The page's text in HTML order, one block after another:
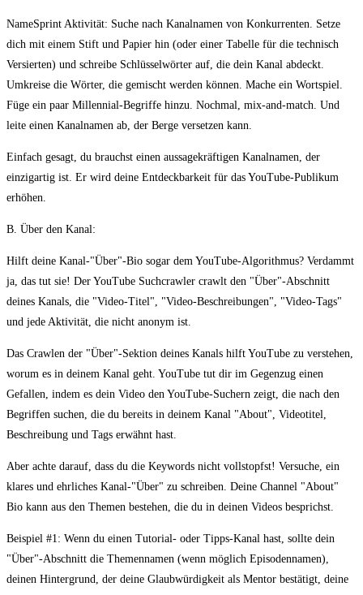
NameSprint Aktivität: Suche nach Kanalnamen von Konkurrenten. Setze
dich mit einem Stift und Papier hin (oder einer Tabelle für die technisch
Versierten) und schreibe Schlüsselwörter auf, die dein Kanal abdeckt.
Umkreise die Wörter, die gemischt werden können. Mache ein Wortspiel.
Füge ein paar Millennial-Begriffe hinzu. Nochmal, mix-and-match. Und
leite einen Kanalnamen ab, der Berge versetzen kann.
Einfach gesagt, du brauchst einen aussagekräftigen Kanalnamen, der
einzigartig ist. Er wird deine Entdeckbarkeit für das YouTube-Publikum
erhöhen.
B. Über den Kanal:
Hilft deine Kanal-"Über"-Bio sogar dem YouTube-Algorithmus? Verdammt
ja, das tut sie! Der YouTube Suchcrawler crawlt den "Über"-Abschnitt
deines Kanals, die "Video-Titel", "Video-Beschreibungen", "Video-Tags"
und jede Aktivität, die nicht anonym ist.
Das Crawlen der "Über"-Sektion deines Kanals hilft YouTube zu verstehen,
worum es in deinem Kanal geht. YouTube tut dir im Gegenzug einen
Gefallen, indem es dein Video den YouTube-Suchern zeigt, die nach den
Begriffen suchen, die du bereits in deinem Kanal "About", Videotitel,
Beschreibung und Tags erwähnt hast.
Aber achte darauf, dass du die Keywords nicht vollstopfst! Versuche, ein
klares und ehrliches Kanal-"Über" zu schreiben. Deine Channel "About"
Bio kann aus den Themen bestehen, die du in deinen Videos besprichst.
Beispiel #1: Wenn du einen Tutorial- oder Tipps-Kanal hast, sollte dein
"Über"-Abschnitt die Themennamen (wenn möglich Episodennamen),
deinen Hintergrund, der deine Glaubwürdigkeit als Mentor bestätigt, deine